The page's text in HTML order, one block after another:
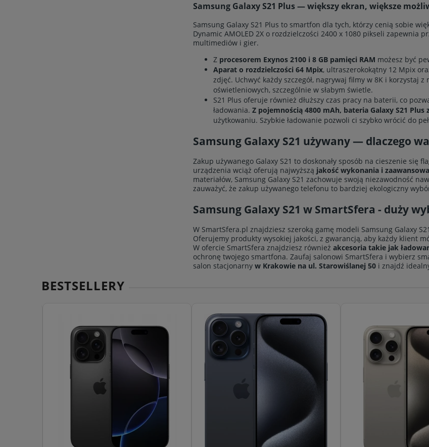
Samsung Galaxy S21 Plus — większy ekran, większe
Samsung Galaxy S21 Plus to smartfon dla tych, którzy cenią sobie
Dynamic AMOLED 2X o rozdzielczości 2400 x 1080 pikseli zapewnia
multimediów i gier.
Z procesorem Exynos 2100 i 8 GB pamięci RAM możesz być
Aparat o rozdzielczości 64 Mpix, ultraszerokokątny 12 Mpix
zdjęć. Uchwyć każdy szczegół, nagrywaj filmy w 8K i korzystaj
oświetleniowych, szczególnie w słabym świetle.
S21 Plus oferuje również dłuższy czas pracy na baterii, co
ładowania. Z pojemnością 4800 mAh, bateria Galaxy S21 Plus
użytkowaniu. Szybkie ładowanie pozwoli ci szybko wrócić do
Samsung Galaxy S21 używany — dlaczego
Zakup używanego Galaxy S21 to doskonały sposób na cieszenie się
urządzenia wciąż oferują najwyższą jakość wykonania i
materiałów, Samsung Galaxy S21 zachowuje swoją niezawodność
zauważyć, że zakup używanego telefonu to bardziej ekologiczny
Samsung Galaxy S21 w SmartSfera - duży
W SmartSfera.pl znajdziesz szeroką gamę modeli Samsung Galaxy
Oferujemy produkty wysokiej jakości, z gwarancją, aby każdy klient
W ofercie SmartSfera znajdziesz również akcesoria takie jak
ochronę twojego smartfona. Zaufaj salonowi SmartSfera i wybierz
salon stacjonarny w Krakowie na ul. Starowiślanej 50 i znajdź
BESTSELLERY